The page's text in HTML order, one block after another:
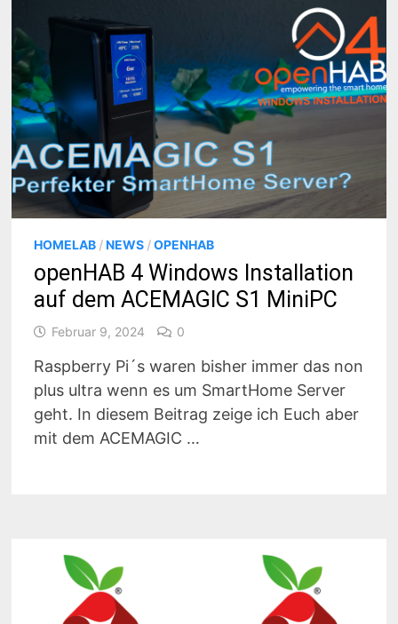
HOMELAB /NEWS /OPENHAB
openHAB 4 Windows Installation
auf dem ACEMAGIC S1 MiniPC
Februar 9, 2024 0
Raspberry Pi´s waren bisher immer das non
plus ultra wenn es um SmartHome Server
geht. In diesem Beitrag zeige ich Euch aber
mit dem ACEMAGIC …